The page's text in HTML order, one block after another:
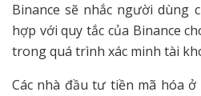
Binance sẽ nhắc người dùng
hợp với quy tắc của Binance
trong quá trình xác minh tài
Các nhà đầu tư tiền mã hóa